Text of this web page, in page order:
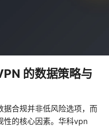
的数据策略与
据合规并非低风险选项，而
性的核心因素。华科vpn